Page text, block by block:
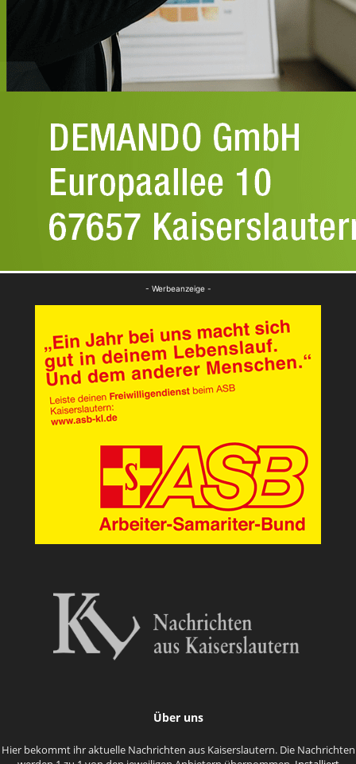
- Werbeanzeige -
Über uns
Hier bekommt ihr aktuelle Nachrichten aus Kaiserslautern. Die Nachrichten